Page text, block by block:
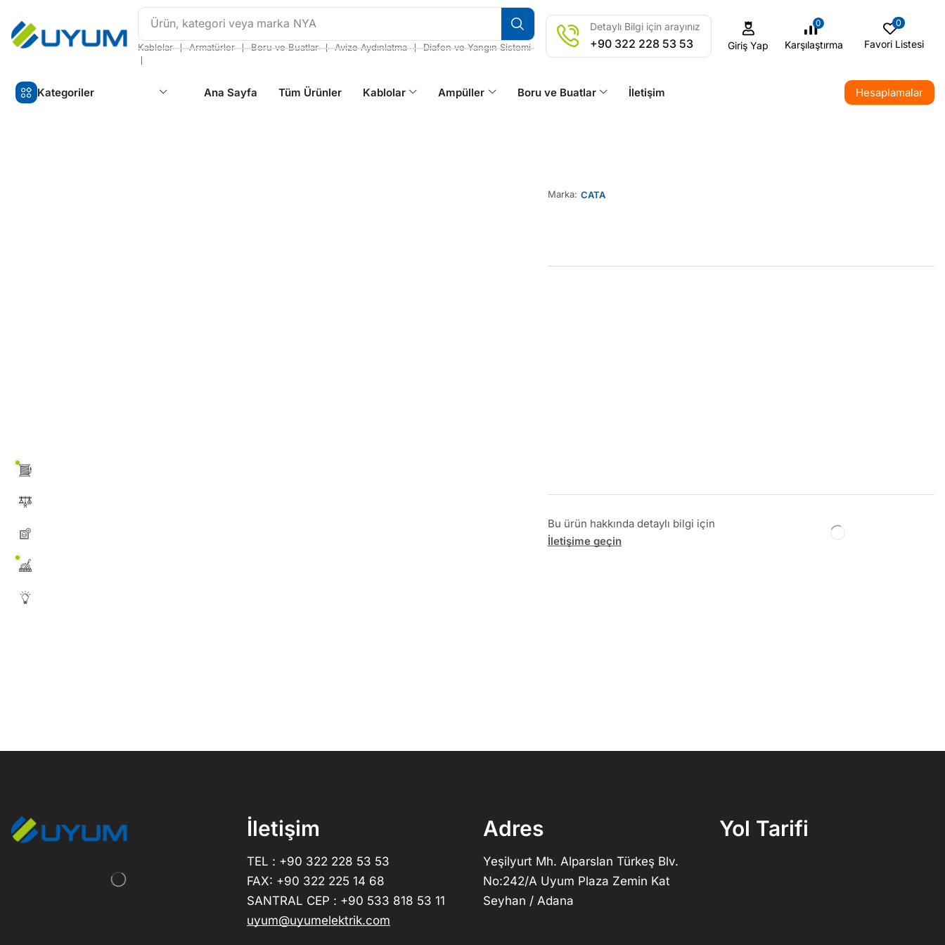
Ürün, kategori veya marka NYA
Kablolar ❘ Armatürler ❘ Boru ve Buatlar ❘ Avize Aydınlatma ❘ Diafon ve Yangın Sistemi
❘
Detaylı Bilgi için arayınız
+90 322 228 53 53 Giriş Yap
0
Karşılaştırma
0
Favori Listesi
Kategoriler Ana Sayfa Tüm Ürünler Kablolar Ampüller Boru ve Buatlar İletişim Hesaplamalar
Marka: CATA
Bu ürün hakkında detaylı bilgi için
İletişime geçin
İletişim
TEL : +90 322 228 53 53
FAX: +90 322 225 14 68
SANTRAL CEP : +90 533 818 53 11
uyum@uyumelektrik.com
Adres
Yeşilyurt Mh. Alparslan Türkeş Blv.
No:242/A Uyum Plaza Zemin Kat
Seyhan / Adana
Yol Tarifi